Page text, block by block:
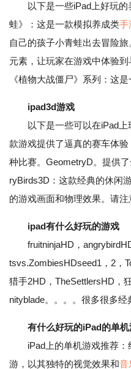
以下是一些iPad上好玩的
蛙》：这是一款模拟养成类手
自己的孩子小青蛙出去冒险
元素，让玩家在游戏中体验到
《植物大战僵尸》系列：这
ipad3d游戏
以下是一些可以在iPad上
款游戏提供了逼真的赛车体
种比赛。GeometryD。提供
ryBirds3D：这款经典的休闲
的游戏画面和物理效果。请注
ipad有什么好玩的游戏
fruitninjaHD，
tsvs.ZombiesHDseed1，2，
猎手2HD，TheSettlersHD，
nityblade。。。。很多很多
有什么好玩的iPad的单机
iPad上的单机游戏推荐：
游，以其独特的视觉效果和音